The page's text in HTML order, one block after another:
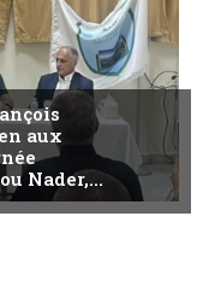
aux
Nader,...